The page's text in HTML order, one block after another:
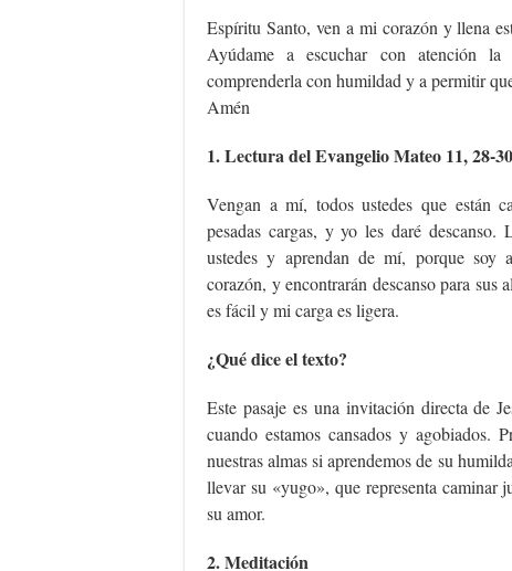
Espíritu Santo, ven a mi corazón y llena
Ayúdame a escuchar con atención
comprenderla con humildad y a permitir
Amén
1. Lectura del Evangelio Mateo 11, 28-
Vengan a mí, todos ustedes que están
pesadas cargas, y yo les daré descanso.
ustedes y aprendan de mí, porque soy
corazón, y encontrarán descanso para sus
es fácil y mi carga es ligera.
¿Qué dice el texto?
Este pasaje es una invitación directa de
cuando estamos cansados y agobiados.
nuestras almas si aprendemos de su
llevar su «yugo», que representa caminar
su amor.
2. Meditación